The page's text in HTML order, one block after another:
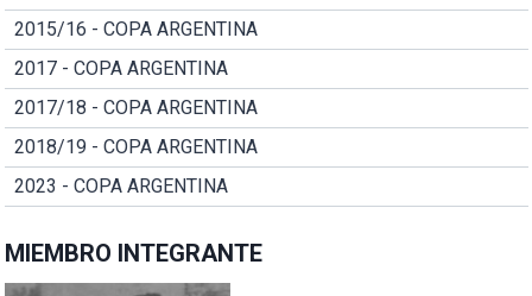
2015/16 - COPA ARGENTINA
2017 - COPA ARGENTINA
2017/18 - COPA ARGENTINA
2018/19 - COPA ARGENTINA
2023 - COPA ARGENTINA
MIEMBRO INTEGRANTE